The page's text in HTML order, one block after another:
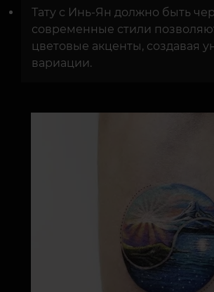
Тату с Инь-Ян должно быть
современные стили
цветовые акценты, создавая
вариации.